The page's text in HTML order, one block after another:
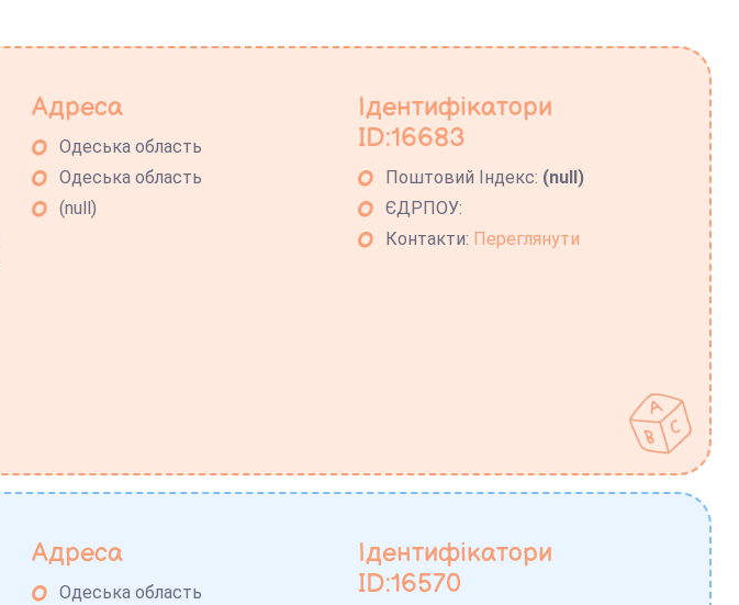
Адреса
Одеська область
Одеська область
(null)
Ідентифікатори
ID:16683
Поштовий Індекс: (null)
ЄДРПОУ:
Контакти: Переглянути
Адреса
Одеська область
Ідентифікатори
ID:16570